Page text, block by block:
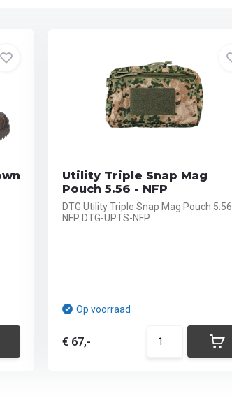
Utility Triple Snap Mag
Pouch 5.56 - NFP
DTG Utility Triple Snap Mag Pouch 5.56
NFP DTG-UPTS-NFP
Op voorraad
€ 67,-